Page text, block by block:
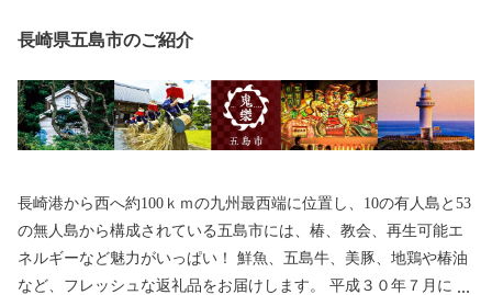
長崎県五島市のご紹介
長崎港から西へ約100ｋｍの九州最西端に位置し、10の有人島と53
の無人島から構成されている五島市には、椿、教会、再生可能エ
ネルギーなど魅力がいっぱい！ 鮮魚、五島牛、美豚、地鶏や椿油
など、フレッシュな返礼品をお届けします。 平成３０年７月には